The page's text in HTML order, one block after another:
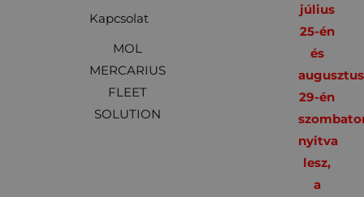
Kapcsolat
MOL
MERCARIUS
FLEET
SOLUTION
július
25-én
és
augusztus
29-én
nyitva
lesz,
a